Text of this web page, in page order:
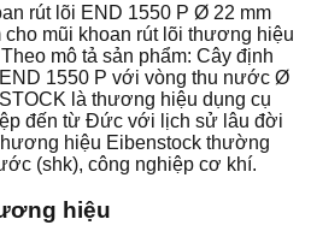
rút lõi END 1550 P Ø 22 mm
mũi khoan rút lõi thương hiệu
mô tả sản phẩm: Cây định
1550 P với vòng thu nước Ø
là thương hiệu dụng cụ
đến từ Đức với lịch sử lâu đời
hiệu Eibenstock thường
(shk), công nghiệp cơ khí.
hiệu